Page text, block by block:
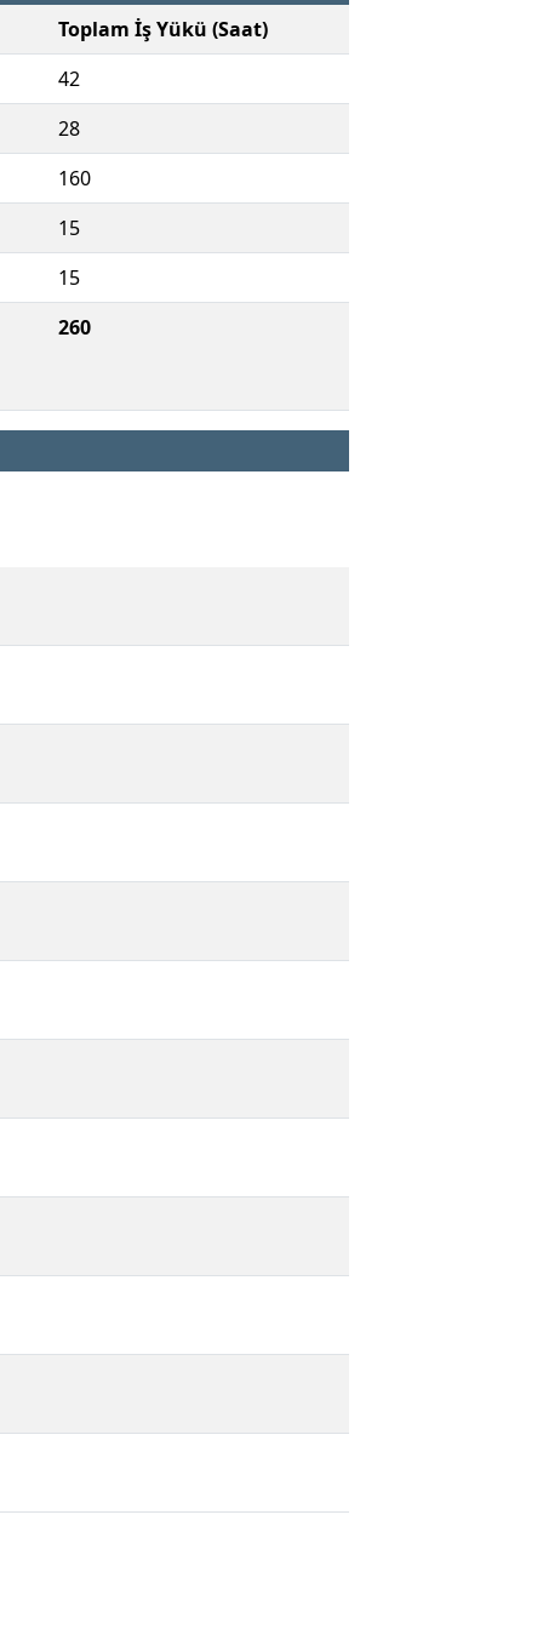
Toplam İş Yükü (Saat)
42
28
160
15
15
260